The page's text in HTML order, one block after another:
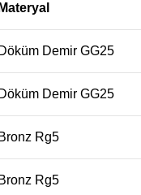
Materyal
Döküm Demir GG25
Döküm Demir GG25
Bronz Rg5
Bronz Rg5